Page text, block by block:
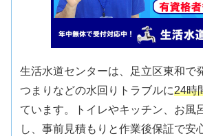
生活水道センターは、足立区東和で
つまりなどの水回りトラブルに24時
ています。トイレやキッチン、お風
し、事前見積もりと作業後保証で安